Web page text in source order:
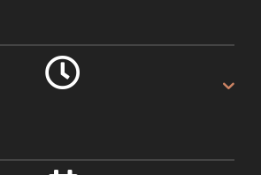
Gratis verzending op alles.